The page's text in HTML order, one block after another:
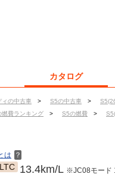
カタログ
ィの中古車 > S5の中古車 >
燃費ランキング > S5の燃費 >
は ？
13.4km/L ※JC08モード